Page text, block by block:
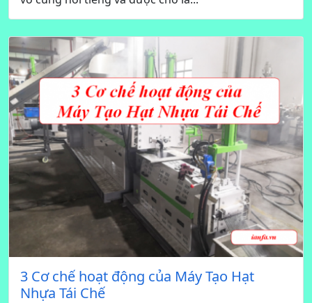
3 Cơ chế hoạt động của Máy Tạo Hạt
Nhựa Tái Chế